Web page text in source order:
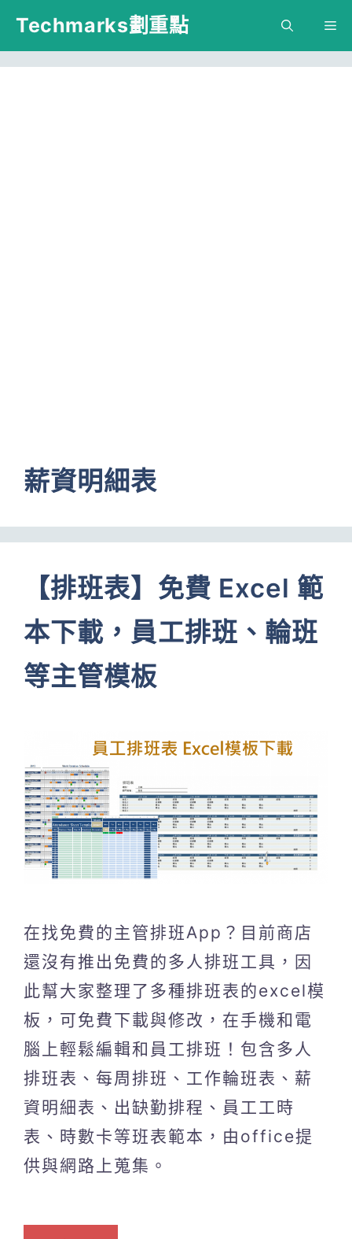
跳
主
Techmarks劃重點
薪資明細表
【排班表】免費 Excel 範
本下載，員工排班、輪班
等主管模板
在找免費的主管排班App？目前商店
還沒有推出免費的多人排班工具，因
此幫大家整理了多種排班表的excel模
板，可免費下載與修改，在手機和電
腦上輕鬆編輯和員工排班！包含多人
排班表、每周排班、工作輪班表、薪
資明細表、出缺勤排程、員工工時
表、時數卡等班表範本，由office提
供與網路上蒐集。